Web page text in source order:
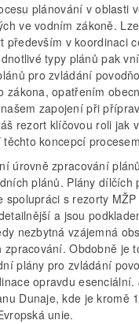
plánování v oblasti
ve vodním zákoně.
v koordinaci
typy plánů pak
pro zvládání
zákona, opatřením
zapojení při
rezort klíčovou roli jak
koncepcí
úrovně zpracování
plánů. Plány dílčích
s rezorty
a jsou
nezbytná vzájemná
Obdobně je
plány pro zvládání
opravdu esenciální.
Dunaje, kde je kromě
unie.